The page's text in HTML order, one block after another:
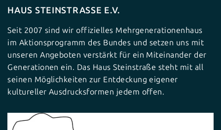
HAUS STEINSTRASSE E.V.
Seit 2007 sind wir offizielles Mehrgenerationenhaus
im Aktionsprogramm des Bundes und setzen uns mit
unseren Angeboten verstärkt für ein Miteinander der
Generationen ein. Das Haus Steinstraße steht mit all
seinen Möglichkeiten zur Entdeckung eigener
kultureller Ausdrucksformen jedem offen.